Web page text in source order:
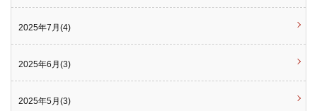
2025年7月(4)
2025年6月(3)
2025年5月(3)